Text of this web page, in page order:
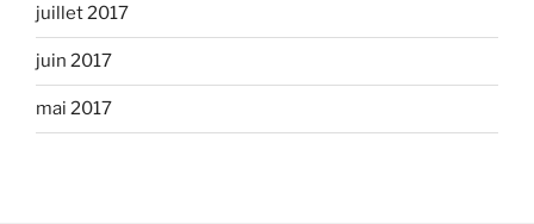
juillet 2017
juin 2017
mai 2017